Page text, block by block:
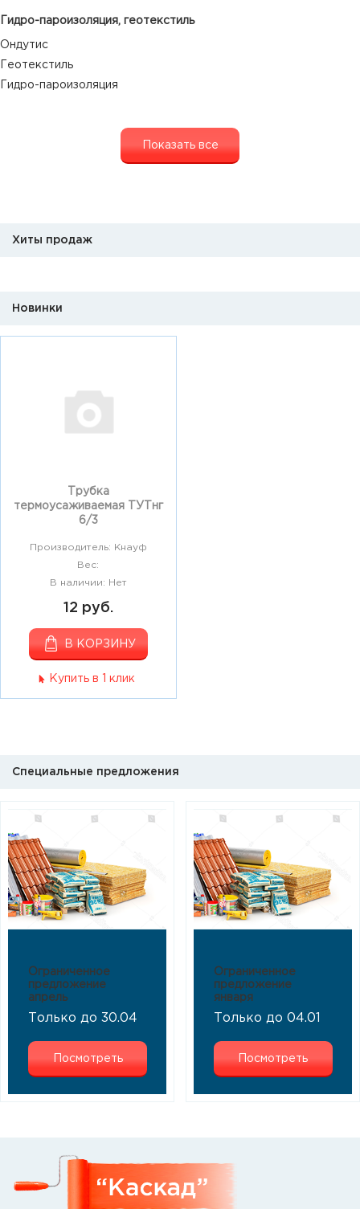
Гидро-пароизоляция, геотекстиль
Ондутис
Геотекстиль
Гидро-пароизоляция
Показать все
Хиты продаж
Новинки
Трубка
термоусаживаемая ТУТнг
6/3
Производитель: Кнауф
Вес:
В наличии: Нет
12 руб.
В КОРЗИНУ
Купить в 1 клик
Специальные предложения
Ограниченное
предложение
апрель
Только до 30.04
Посмотреть
Ограниченное
предложение
января
Только до 04.01
Посмотреть